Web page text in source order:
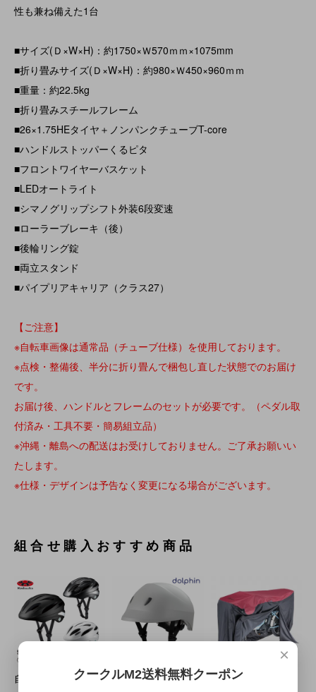
性も兼ね備えた1台
■サイズ(Ｄ×W×H)：約1750×Ｗ570ｍｍ×1075mm
■折り畳みサイズ(Ｄ×W×H)：約980×Ｗ450×960ｍｍ
■重量：約22.5kg
■折り畳みスチールフレーム
■26×1.75HEタイヤ＋ノンパンクチューブT-core
■ハンドルストッパーくるピタ
■フロントワイヤーバスケット
■LEDオートライト
■シマノグリップシフト外装6段変速
■ローラーブレーキ（後）
■後輪リング錠
■両立スタンド
■パイプリアキャリア（クラス27）
【ご注意】
※自転車画像は通常品（チューブ仕様）を使用しております。
※点検・整備後、半分に折り畳んで梱包し直した状態でのお届け
です。
お届け後、ハンドルとフレームのセットが必要です。（ペダル取
付済み・工具不要・簡易組立品）
※沖縄・離島への配送はお受けしておりません。ご了承お願いい
たします。
※仕様・デザインは予告なく変更になる場合がございます。
組合せ購入おすすめ商品
自転車用ヘルメット
防災も備える 自転
サイクルカバー 自
×
クークルM2送料無料クーポン